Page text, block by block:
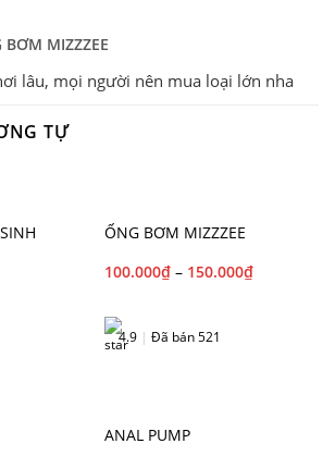
BƠM MIZZZEE
lâu, mọi người nên mua loại lớn nha
TỰ
ỐNG BƠM MIZZZEE
100.000₫ – 150.000₫
4.9 | Đã bán 521
ANAL PUMP